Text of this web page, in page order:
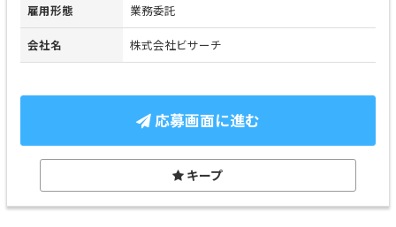
雇用形態 業務委託
会社名 株式会社ビサーチ
応募画面に進む
キープ